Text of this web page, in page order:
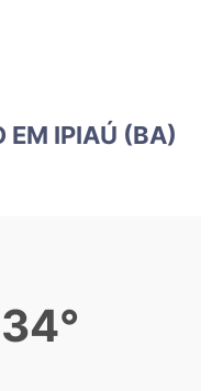
EM IPIAÚ (BA)
34°